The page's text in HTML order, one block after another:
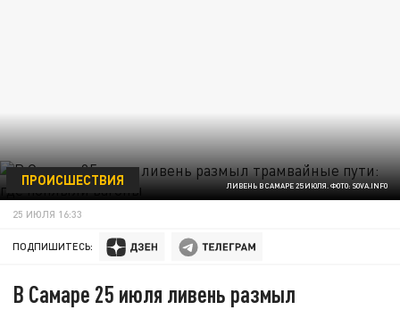
ЛИВЕНЬ В САМАРЕ 25 ИЮЛЯ. ФОТО: SOVA.INFO
ПРОИСШЕСТВИЯ
25 ИЮЛЯ 16:33
ПОДПИШИТЕСЬ:
В Самаре 25 июля ливень размыл